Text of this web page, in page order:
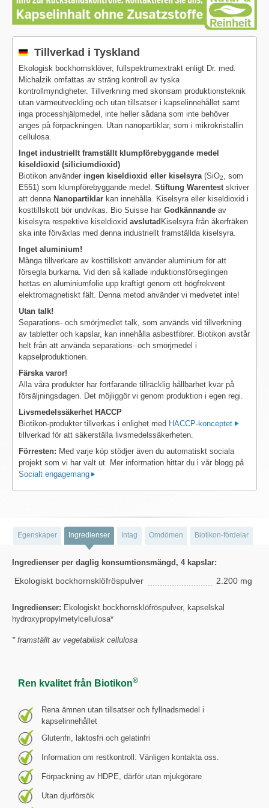
Tillverkad i Tyskland
Ekologisk bockhornsklöver, fullspektrumextrakt enligt Dr. med.
Michalzik omfattas av sträng kontroll av tyska
kontrollmyndigheter. Tillverkning med skonsam produktionsteknik
utan värmeutveckling och utan tillsatser i kapselinnehållet samt
inga processhjälpmedel, inte heller sådana som inte behöver
anges på förpackningen. Utan nanopartiklar, som i mikrokristallin
cellulosa.
Inget industriellt framställt klumpförebyggande medel
kiseldioxid (siliciumdioxid)
Biotikon använder ingen kiseldioxid eller kiselsyra (SiO2
, som
E551) som klumpförebyggande medel. Stiftung Warentest skriver
att denna Nanopartiklar kan innehålla. Kiselsyra eller kiseldioxid i
kosttillskott bör undvikas. Bio Suisse har Godkännande av
kiselsyra respektive kiseldioxid avslutad Kiselsyra från åkerfräken
ska inte förväxlas med denna industriellt framställda kiselsyra.
Inget aluminium!
Många tillverkare av kosttillskott använder aluminium för att
försegla burkarna. Vid den så kallade induktionsförseglingen
hettas en aluminiumfolie upp kraftigt genom ett högfrekvent
elektromagnetiskt fält. Denna metod använder vi medvetet inte!
Utan talk!
Separations- och smörjmedlet talk, som används vid tillverkning
av tabletter och kapslar, kan innehålla asbestfibrer. Biotikon avstår
helt från att använda separations- och smörjmedel i
kapselproduktionen.
Färska varor!
Alla våra produkter har fortfarande tillräcklig hållbarhet kvar på
försäljningsdagen. Det möjliggör vi genom produktion i egen regi.
Livsmedelssäkerhet HACCP
Biotikon-produkter tillverkas i enlighet med HACCP-konceptet
tillverkad för att säkerställa livsmedelssäkerheten.
Förresten: Med varje köp stödjer även du automatiskt sociala
projekt som vi har valt ut. Mer information hittar du i vår blogg på
Socialt engagemang
Egenskaper Ingredienser Intag Omdömen Biotikon-fördelar
Ingredienser per daglig konsumtionsmängd, 4 kapslar:
Ekologiskt bockhornsklöfröspulver 2.200 mg
Ingredienser: Ekologiskt bockhornsklöfröspulver, kapselskal
hydroxypropylmetylcellulosa*
* framställt av vegetabilisk cellulosa
Ren kvalitet från Biotikon®
Rena ämnen utan tillsatser och fyllnadsmedel i
kapselinnehållet
Glutenfri, laktosfri och gelatinfri
Information om restkontroll: Vänligen kontakta oss.
Förpackning av HDPE, därför utan mjukgörare
Utan djurförsök